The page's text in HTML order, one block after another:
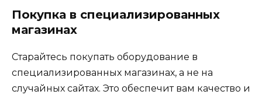
Покупка в специализированных
магазинах
Старайтесь покупать оборудование в
специализированных магазинах, а не на
случайных сайтах. Это обеспечит вам качество и